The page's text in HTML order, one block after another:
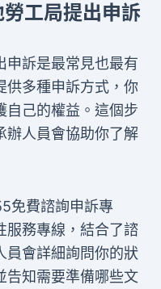
勞工局提出申訴
申訴是最常見也最有
供多種申訴方式，你
自己的權益。這個步
辦人員會協助你了解
免費諮詢申訴專
服務專線，結合了諮
員會詳細詢問你的狀
告知需要準備哪些文